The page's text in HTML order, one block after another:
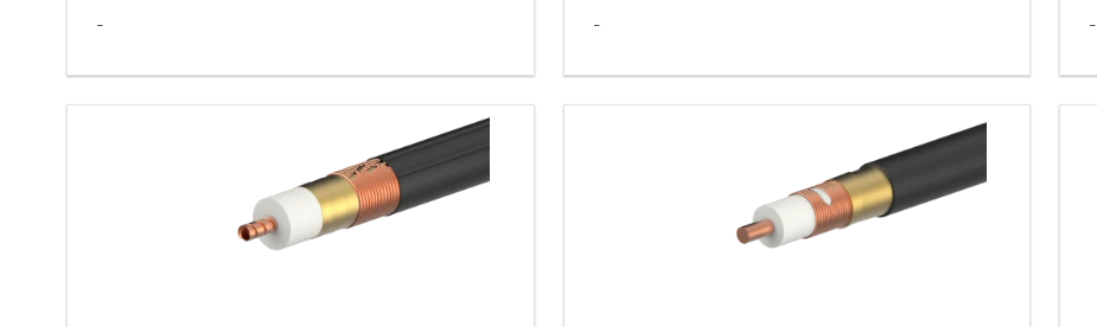
- - -